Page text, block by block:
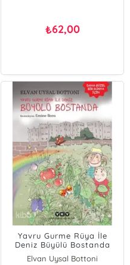
₺62,00
Yavru Gurme Rüya İle
Deniz Büyülü Bostanda
Elvan Uysal Bottoni